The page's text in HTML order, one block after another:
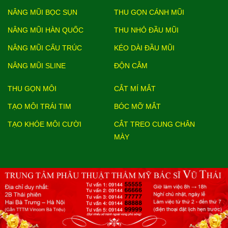
NÂNG MŨI BỌC SỤN
NÂNG MŨI HÀN QUỐC
NÂNG MŨI CẤU TRÚC
NÂNG MŨI SLINE
THU GỌN CÁNH MŨI
THU NHỎ ĐẦU MŨI
KÉO DÀI ĐẦU MŨI
ĐỘN CẰM
THU GỌN MÔI
TẠO MÔI TRÁI TIM
TẠO KHÓE MÔI CƯỜI
CẮT MÍ MẮT
BÓC MỠ MẮT
CẮT TREO CUNG CHÂN
MÀY